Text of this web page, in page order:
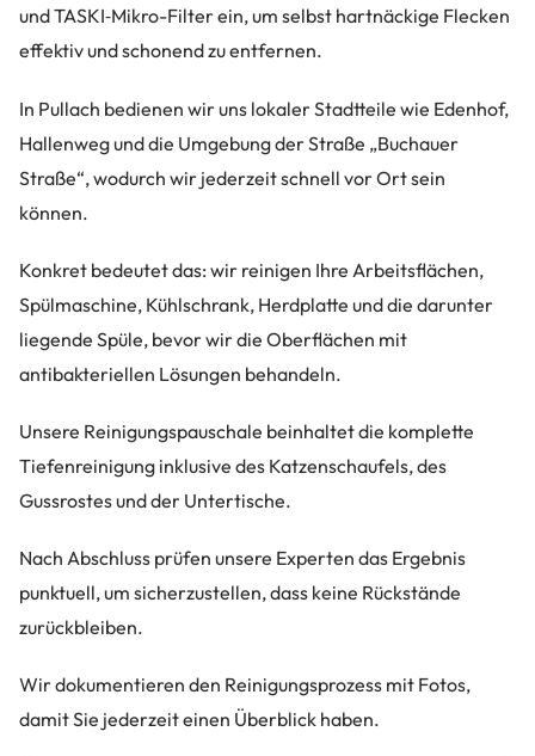
und TASKI‑Mikro-Filter ein, um selbst hartnäckige Flecken
effektiv und schonend zu entfernen.
In Pullach bedienen wir uns lokaler Stadtteile wie Edenhof,
Hallenweg und die Umgebung der Straße „Buchauer
Straße“, wodurch wir jederzeit schnell vor Ort sein
können.
Konkret bedeutet das: wir reinigen Ihre Arbeitsflächen,
Spülmaschine, Kühlschrank, Herdplatte und die darunter
liegende Spüle, bevor wir die Oberflächen mit
antibakteriellen Lösungen behandeln.
Unsere Reinigungspauschale beinhaltet die komplette
Tiefenreinigung inklusive des Katzenschaufels, des
Gussrostes und der Untertische.
Nach Abschluss prüfen unsere Experten das Ergebnis
punktuell, um sicherzustellen, dass keine Rückstände
zurückbleiben.
Wir dokumentieren den Reinigungsprozess mit Fotos,
damit Sie jederzeit einen Überblick haben.